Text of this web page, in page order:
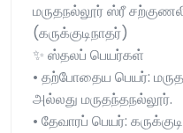
மருதநல்லூர் ஸ்ரீ
(கருக்குடிநாதர்)
✨ ஸ்தலப் பெயர்கள்
• தற்போதைய பெயர்:
அல்லது மருதந்தநல்லூர்.
• தேவாரப் பெயர்: